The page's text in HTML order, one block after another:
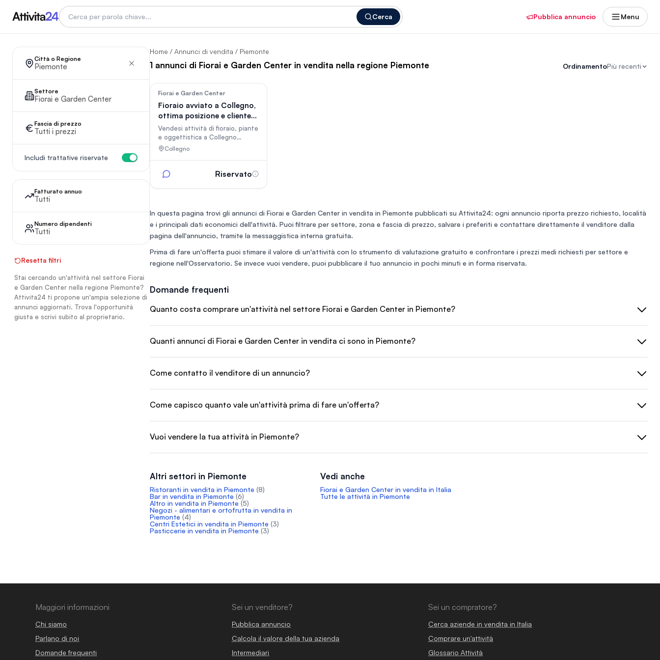
Cerca Pubblica annuncio Menu
Città o Regione
Piemonte
Settore
Fiorai e Garden Center
Fascia di prezzo
Tutti i prezzi
Includi trattative riservate
Fatturato annuo
Tutti
Numero dipendenti
Tutti
Resetta filtri
Stai cercando un'attività nel settore Fiorai
e Garden Center nella regione Piemonte?
Attivita24 ti propone un'ampia selezione di
annunci aggiornati. Trova l'opportunità
giusta e scrivi subito al proprietario.
Home / Annunci di vendita / Piemonte
1 annunci di Fiorai e Garden Center in vendita nella regione Piemonte OrdinamentoPiù recenti
Fiorai e Garden Center
Fioraio avviato a Collegno,
ottima posizione e clientela
🌿
Vendesi attività di fioraio, piante
e oggettistica a Collegno
(Corso Francia – zona
Terracorta), attiva da 11 anni con
strategica su strada di forte
fermata metro. Inclusi arredi,
pronta all’uso con grande
potenziale di crescita.
Affiancamento iniziale incluso.
Contatti: 375 9159275
Collegno
Riservato
In questa pagina trovi gli annunci di Fiorai e Garden Center in vendita in Piemonte pubblicati su Attivita24: ogni annuncio riporta prezzo richiesto, località
e i principali dati economici dell'attività. Puoi filtrare per settore, zona e fascia di prezzo, salvare i preferiti e contattare direttamente il venditore dalla
pagina dell'annuncio, tramite la messaggistica interna gratuita.
Prima di fare un'offerta puoi stimare il valore di un'attività con lo strumento di valutazione gratuito e confrontare i prezzi medi richiesti per settore e
regione nell'Osservatorio. Se invece vuoi vendere, puoi pubblicare il tuo annuncio in pochi minuti e in forma riservata.
Domande frequenti
Quanto costa comprare un'attività nel settore Fiorai e Garden Center in Piemonte?
Quanti annunci di Fiorai e Garden Center in vendita ci sono in Piemonte?
Come contatto il venditore di un annuncio?
Come capisco quanto vale un'attività prima di fare un'offerta?
Vuoi vendere la tua attività in Piemonte?
Altri settori in Piemonte
Ristoranti in vendita in Piemonte (8)
Bar in vendita in Piemonte (6)
Altro in vendita in Piemonte (5)
Negozi - alimentari e ortofrutta in vendita in
Piemonte (4)
Centri Estetici in vendita in Piemonte (3)
Pasticcerie in vendita in Piemonte (3)
Vedi anche
Fiorai e Garden Center in vendita in Italia
Tutte le attività in Piemonte
Maggiori informazioni
Chi siamo
Parlano di noi
Domande frequenti
Sei un venditore?
Pubblica annuncio
Calcola il valore della tua azienda
Intermediari
Sei un compratore?
Cerca aziende in vendita in Italia
Comprare un'attività
Glossario Attività